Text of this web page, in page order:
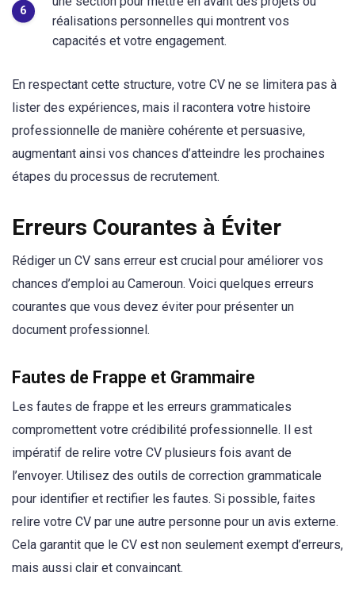
réalisations personnelles qui montrent vos
capacités et votre engagement.
En respectant cette structure, votre CV ne se limitera pas à
lister des expériences, mais il racontera votre histoire
professionnelle de manière cohérente et persuasive,
augmentant ainsi vos chances d’atteindre les prochaines
étapes du processus de recrutement.
Erreurs Courantes à Éviter
Rédiger un CV sans erreur est crucial pour améliorer vos
chances d’emploi au Cameroun. Voici quelques erreurs
courantes que vous devez éviter pour présenter un
document professionnel.
Fautes de Frappe et Grammaire
Les fautes de frappe et les erreurs grammaticales
compromettent votre crédibilité professionnelle. Il est
impératif de relire votre CV plusieurs fois avant de
l’envoyer. Utilisez des outils de correction grammaticale
pour identifier et rectifier les fautes. Si possible, faites
relire votre CV par une autre personne pour un avis externe.
Cela garantit que le CV est non seulement exempt d’erreurs,
mais aussi clair et convaincant.